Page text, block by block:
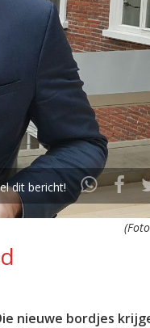
dit bericht!
nieuwe bordjes